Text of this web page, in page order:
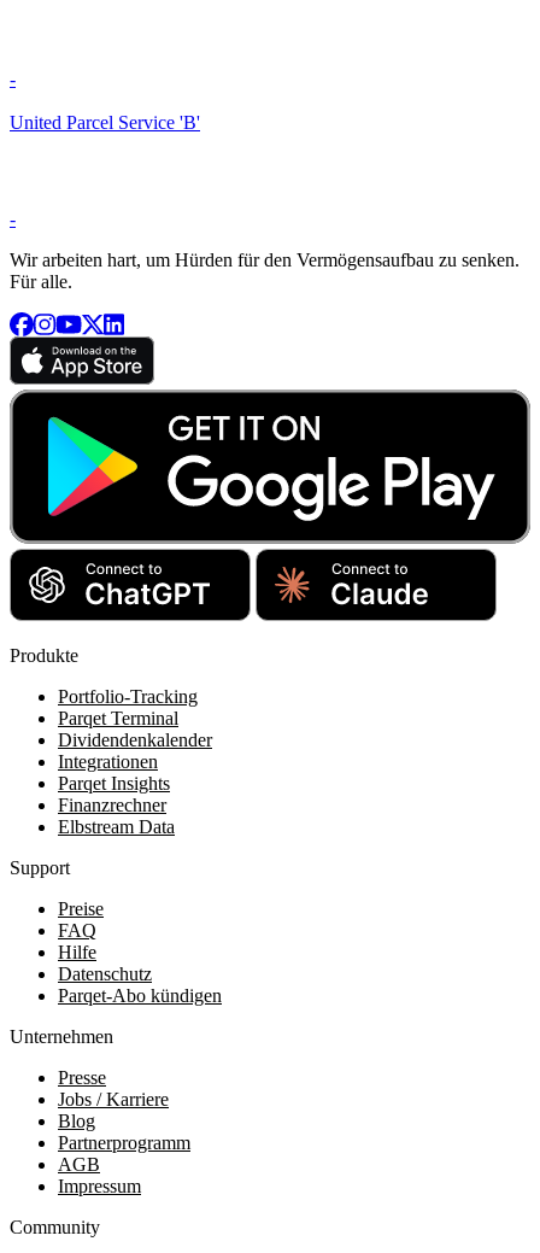
-
United Parcel Service 'B'
-
Wir arbeiten hart, um Hürden für den Vermögensaufbau zu senken.
Für alle.
Produkte
Portfolio-Tracking
Parqet Terminal
Dividendenkalender
Integrationen
Parqet Insights
Finanzrechner
Elbstream Data
Support
Preise
FAQ
Hilfe
Datenschutz
Parqet-Abo kündigen
Unternehmen
Presse
Jobs / Karriere
Blog
Partnerprogramm
AGB
Impressum
Community